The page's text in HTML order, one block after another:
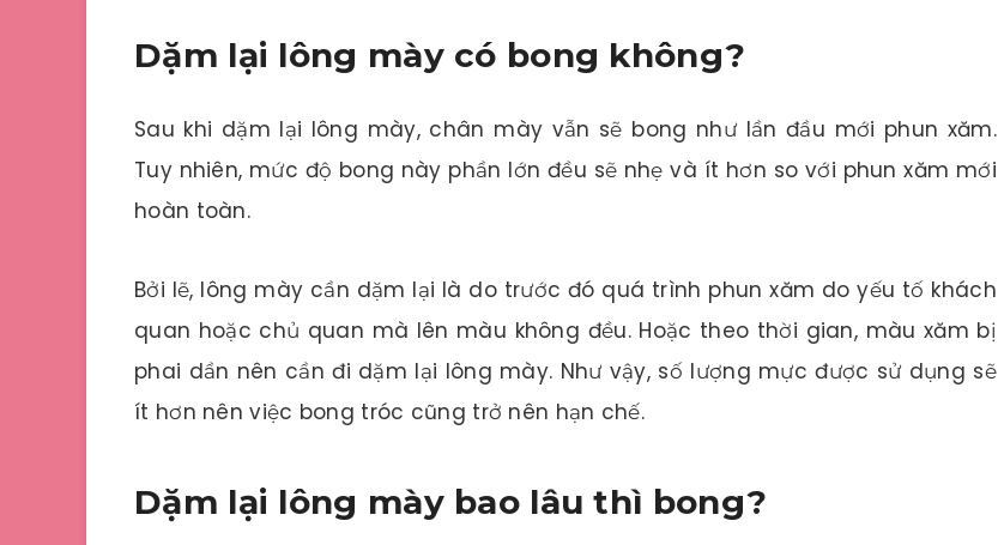
Dặm lại lông mày có bong không?
Sau khi dặm lại lông mày, chân mày vẫn sẽ bong như lần đầu mới phun xăm.
Tuy nhiên, mức độ bong này phần lớn đều sẽ nhẹ và ít hơn so với phun xăm mới
hoàn toàn.
Bởi lẽ, lông mày cần dặm lại là do trước đó quá trình phun xăm do yếu tố khách
quan hoặc chủ quan mà lên màu không đều. Hoặc theo thời gian, màu xăm bị
phai dần nên cần đi dặm lại lông mày. Như vậy, số lượng mực được sử dụng sẽ
ít hơn nên việc bong tróc cũng trở nên hạn chế.
Dặm lại lông mày bao lâu thì bong?